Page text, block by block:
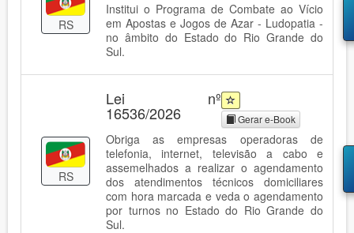
RS
Institui o Programa de Combate ao Vício
em Apostas e Jogos de Azar - Ludopatia -
no âmbito do Estado do Rio Grande do
Sul.
RS
Lei nº
16536/2026 Gerar e-Book
Obriga as empresas operadoras de
telefonia, internet, televisão a cabo e
assemelhados a realizar o agendamento
dos atendimentos técnicos domiciliares
com hora marcada e veda o agendamento
por turnos no Estado do Rio Grande do
Sul.